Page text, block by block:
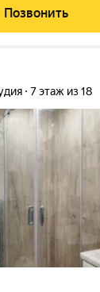
образа
Позвонить
7 этаж из 18